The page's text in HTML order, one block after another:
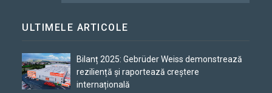
ULTIMELE ARTICOLE
Bilanț 2025: Gebrüder Weiss demonstrează
reziliență și raportează creștere
internațională